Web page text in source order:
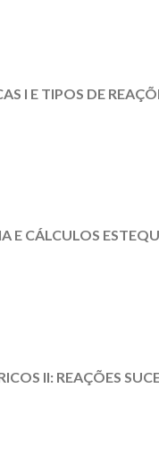
I E TIPOS DE
E CÁLCULOS
II: REAÇÕES